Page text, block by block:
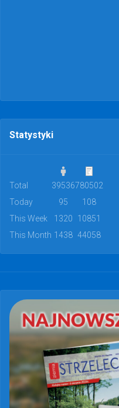
Statystyki
Total 39536780502
Today
95
108
This Week
1320
10851
This Month 1438 44058